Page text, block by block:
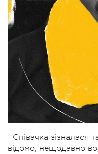
Співачка зізналася
відомо, нещодавно